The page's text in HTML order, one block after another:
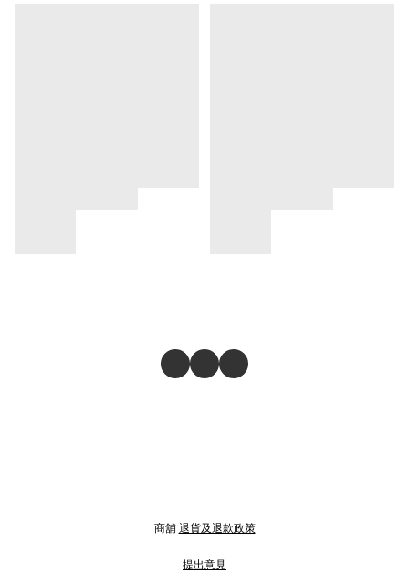
商舖 退貨及退款政策
提出意見